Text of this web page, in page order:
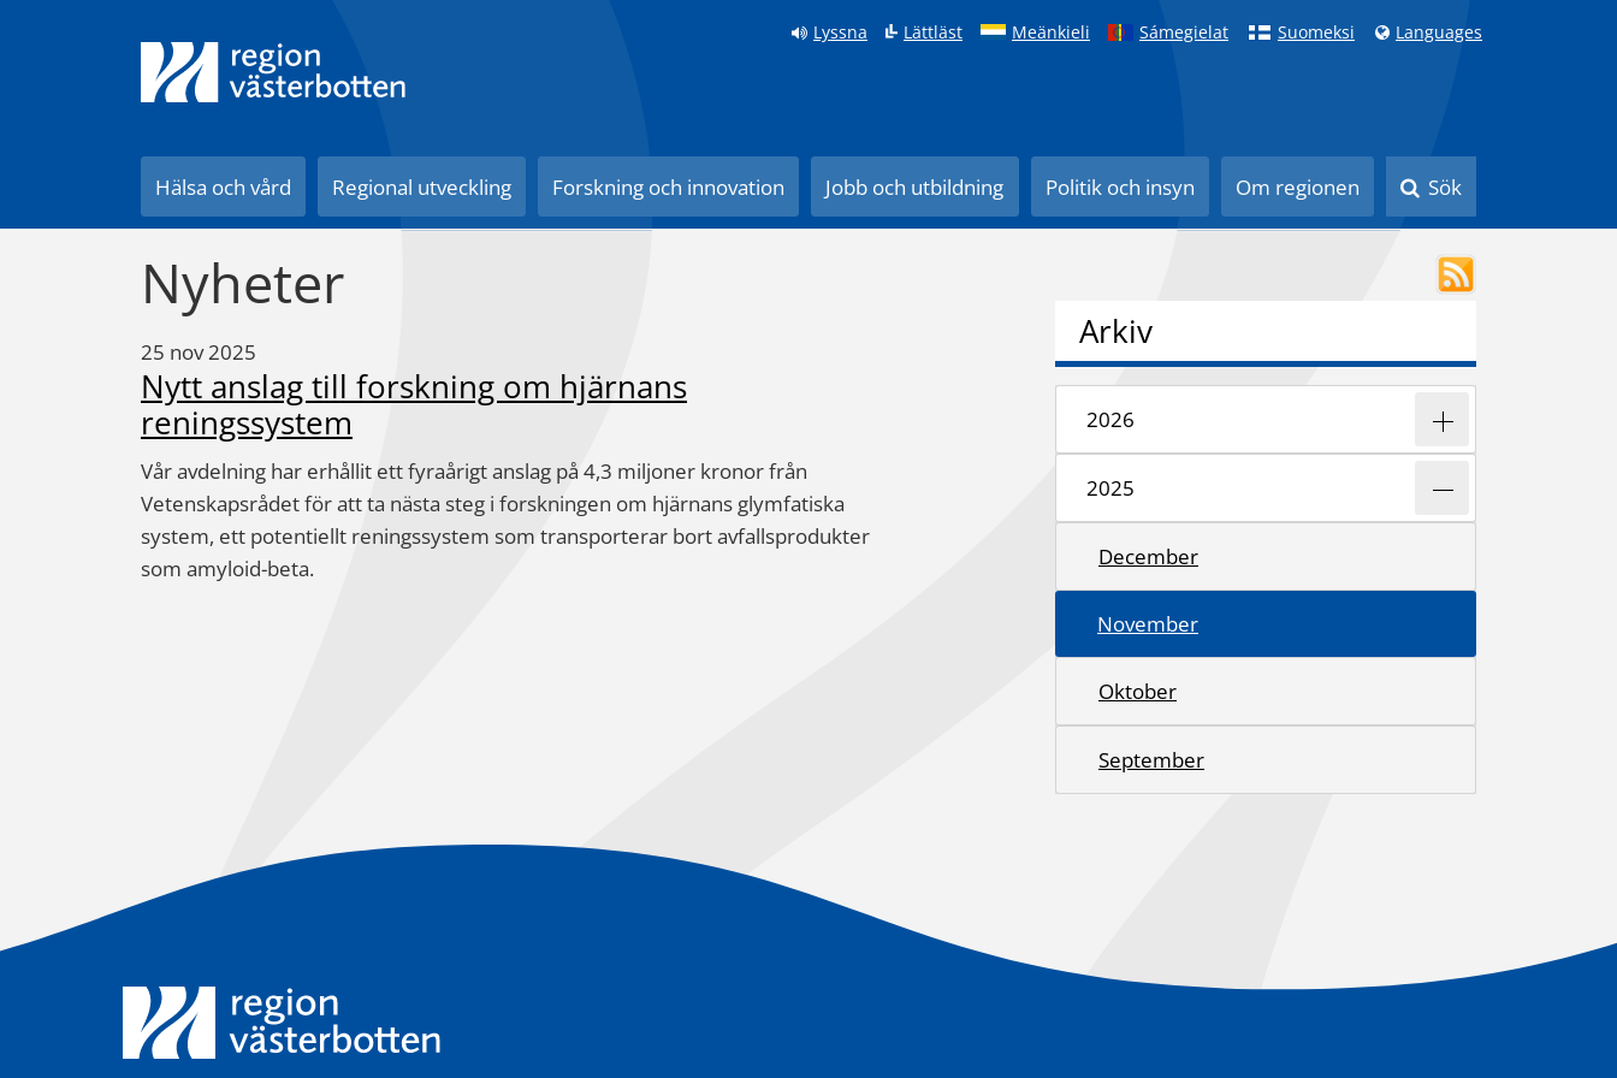
Lyssna Lättläst Meänkieli Sámegielat Suomeksi Languages
Hälsa och vård Regional utveckling Forskning och innovation Jobb och utbildning Politik och insyn Om regionen Sök
Nyheter
25 nov 2025
Nytt anslag till forskning om hjärnans
reningssystem
Vår avdelning har erhållit ett fyraårigt anslag på 4,3 miljoner kronor från
Vetenskapsrådet för att ta nästa steg i forskningen om hjärnans glymfatiska
system, ett potentiellt reningssystem som transporterar bort avfallsprodukter
som amyloid-beta.
Arkiv
2026
2025
December
November
Oktober
September